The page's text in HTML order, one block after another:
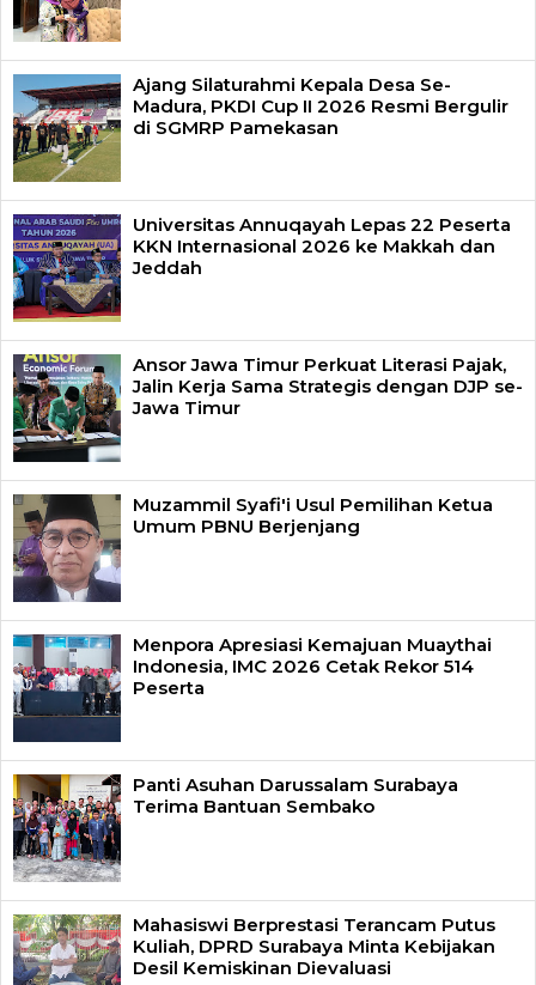
Ajang Silaturahmi Kepala Desa Se-
Madura, PKDI Cup II 2026 Resmi Bergulir
di SGMRP Pamekasan
Universitas Annuqayah Lepas 22 Peserta
KKN Internasional 2026 ke Makkah dan
Jeddah
Ansor Jawa Timur Perkuat Literasi Pajak,
Jalin Kerja Sama Strategis dengan DJP se-
Jawa Timur
Muzammil Syafi'i Usul Pemilihan Ketua
Umum PBNU Berjenjang
Menpora Apresiasi Kemajuan Muaythai
Indonesia, IMC 2026 Cetak Rekor 514
Peserta
Panti Asuhan Darussalam Surabaya
Terima Bantuan Sembako
Mahasiswi Berprestasi Terancam Putus
Kuliah, DPRD Surabaya Minta Kebijakan
Desil Kemiskinan Dievaluasi